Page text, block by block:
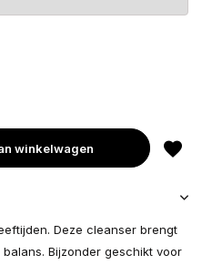
winkelwagen
Deze cleanser brengt
Bijzonder geschikt voor